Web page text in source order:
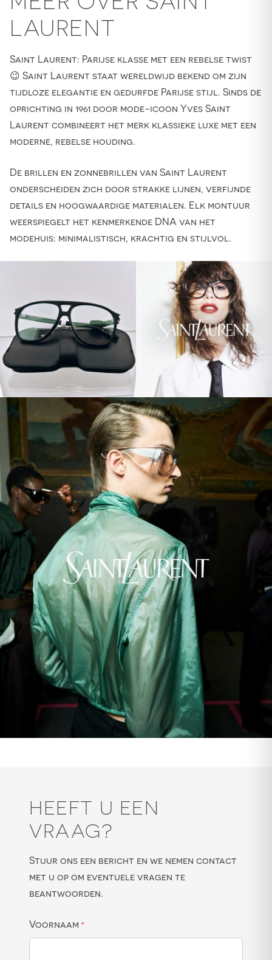
LAURENT
Saint Laurent: Parijse klasse met een rebelse twist
😉 Saint Laurent staat wereldwijd bekend om zijn
tijdloze elegantie en gedurfde Parijse stijl. Sinds de
oprichting in 1961 door mode-icoon Yves Saint
Laurent combineert het merk klassieke luxe met een
moderne, rebelse houding.
De brillen en zonnebrillen van Saint Laurent
onderscheiden zich door strakke lijnen, verfijnde
details en hoogwaardige materialen. Elk montuur
weerspiegelt het kenmerkende DNA van het
modehuis: minimalistisch, krachtig en stijlvol.
HEEFT U EEN
VRAAG?
Stuur ons een bericht en we nemen contact
met u op om eventuele vragen te
beantwoorden.
Voornaam *